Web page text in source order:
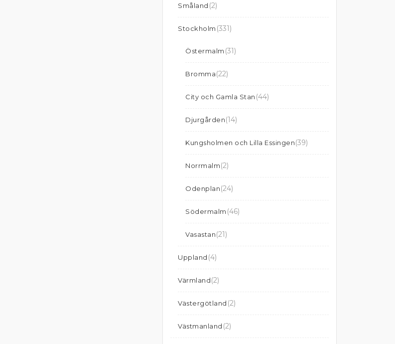
Småland (2)
Stockholm (331)
Östermalm (31)
Bromma(22)
City och Gamla Stan (44)
Djurgården(14)
Kungsholmen och Lilla Essingen(39)
Norrmalm(2)
Odenplan(24)
Södermalm (46)
Vasastan(21)
Uppland (4)
Värmland(2)
Västergötland (2)
Västmanland (2)